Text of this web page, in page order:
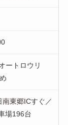
ートロウリ
東郷ICすぐ／
場196台